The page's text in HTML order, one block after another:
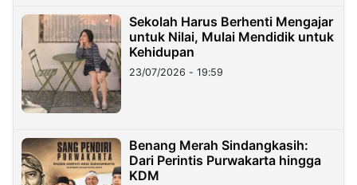
Sekolah Harus Berhenti Mengajar
untuk Nilai, Mulai Mendidik untuk
Kehidupan
23/07/2026 - 19:59
Benang Merah Sindangkasih:
Dari Perintis Purwakarta hingga
KDM